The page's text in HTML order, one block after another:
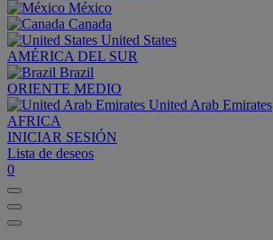
México
Canada
United States
AMÉRICA DEL SUR
Brazil
ORIENTE MEDIO
United Arab Emirates
AFRICA
INICIAR SESIÓN
Lista de deseos
0